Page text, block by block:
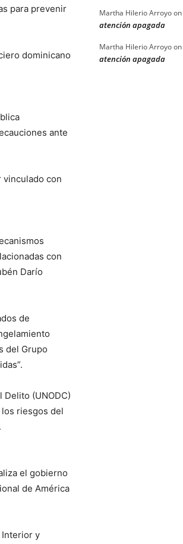
para prevenir
dominicano
ante
con
con
Darío
de
del Grupo
(UNODC)
riesgos del
el gobierno
de América
Interior y
Martha Hilerio Arroyoon
atención apagada
Martha Hilerio Arroyoon
atención apagada